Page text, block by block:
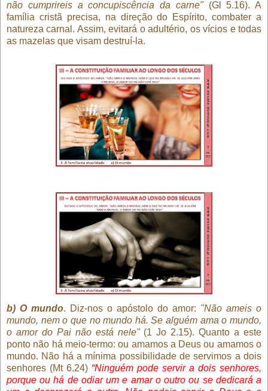
não cumprireis a concupiscência da carne"(Gl 5.16). A
família cristã precisa, na direção do Espírito, combater a
natureza carnal. Assim, evitará o adultério, os vícios e todas
as mazelas que visam destruí-la.
b) O mundo. Diz-nos o apóstolo do amor: "Não ameis o
mundo, nem o que no mundo há. Se alguém ama o mundo,
o amor do Pai não está nele"(1 Jo 2.15). Quanto a este
ponto não há meio-termo: ou amamos a Deus ou amamos o
mundo. Não há a mínima possibilidade de servimos a dois
senhores (Mt 6.24) “Ninguém pode servir a dois senhores,
porque ou há de odiar um e amar o outro ou se dedicará a